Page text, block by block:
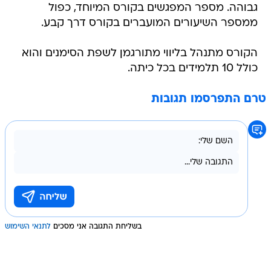
גבוהה. מספר המפגשים בקורס המיוחד, כפול
ממספר השיעורים המועברים בקורס דרך קבע.
הקורס מתנהל בליווי מתורגמן לשפת הסימנים והוא
כולל 10 תלמידים בכל כיתה.
טרם התפרסמו תגובות
בשליחת התגובה אני מסכים לתנאי השימוש